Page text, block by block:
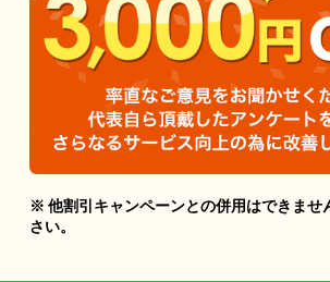
※ 他割引キャンペーンとの併用はできませ
さい。